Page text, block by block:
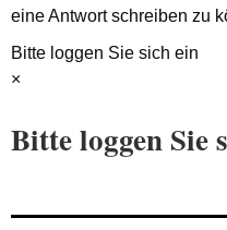
eine Antwort schreiben zu
Bitte loggen Sie sich ein
×
Bitte loggen Sie